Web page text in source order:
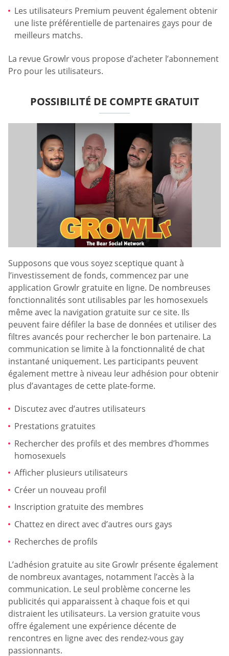
Les utilisateurs Premium peuvent également obtenir
une liste préférentielle de partenaires gays pour de
meilleurs matchs.
La revue Growlr vous propose d’acheter l’abonnement
Pro pour les utilisateurs.
POSSIBILITÉ DE COMPTE GRATUIT
Supposons que vous soyez sceptique quant à
l’investissement de fonds, commencez par une
application Growlr gratuite en ligne. De nombreuses
fonctionnalités sont utilisables par les homosexuels
même avec la navigation gratuite sur ce site. Ils
peuvent faire défiler la base de données et utiliser des
filtres avancés pour rechercher le bon partenaire. La
communication se limite à la fonctionnalité de chat
instantané uniquement. Les participants peuvent
également mettre à niveau leur adhésion pour obtenir
plus d’avantages de cette plate-forme.
Discutez avec d’autres utilisateurs
Prestations gratuites
Rechercher des profils et des membres d’hommes
homosexuels
Afficher plusieurs utilisateurs
Créer un nouveau profil
Inscription gratuite des membres
Chattez en direct avec d’autres ours gays
Recherches de profils
L’adhésion gratuite au site Growlr présente également
de nombreux avantages, notamment l’accès à la
communication. Le seul problème concerne les
publicités qui apparaissent à chaque fois et qui
distraient les utilisateurs. La version gratuite vous
offre également une expérience décente de
rencontres en ligne avec des rendez-vous gay
passionnants.